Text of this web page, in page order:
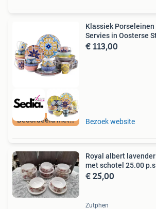
Beoordeeld met 9+
Klassiek Porseleinen
Servies in Oosterse
€ 113,00
Bezoek website
Royal albert
met schotel 25.00 p.s
€ 25,00
Zutphen